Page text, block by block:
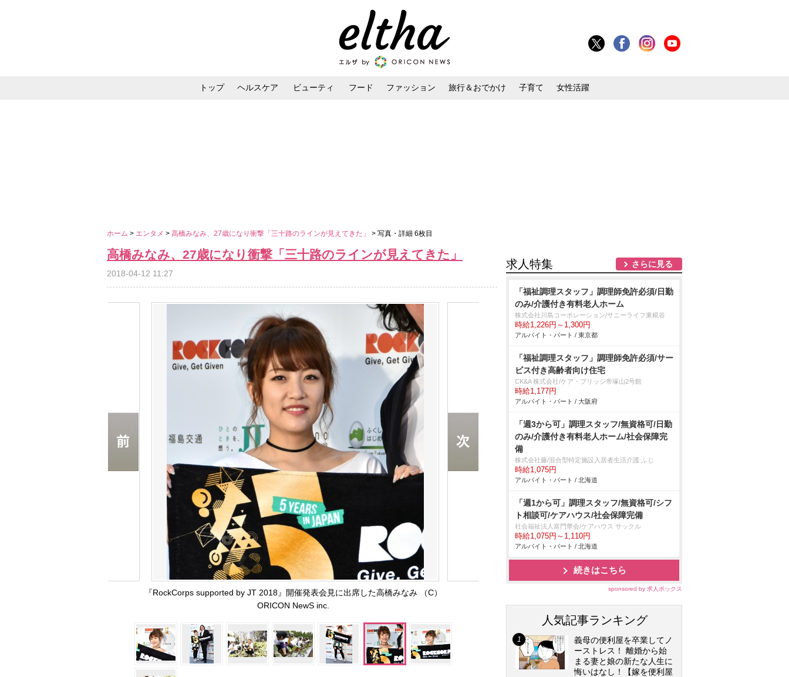
トップ ヘルスケア ビューティ フード ファッション 旅行＆おでかけ 子育て 女性活躍
ホーム > エンタメ > 高橋みなみ、27歳になり衝撃「三十路のラインが見えてきた」 > 写真・詳細 6枚目
高橋みなみ、27歳になり衝撃「三十路のラインが見えてきた」
2018-04-12 11:27
『RockCorps supported by JT 2018』開催発表会見に出席した高橋みなみ （C）
ORICON NewS inc.
求人特集 さらに見る
「福祉調理スタッフ」調理師免許必須/日勤
のみ/介護付き有料老人ホーム
株式会社川島コーポレーション/サニーライフ東糀谷
時給1,226円～1,300円
アルバイト・パート / 東京都
「福祉調理スタッフ」調理師免許必須/サー
ビス付き高齢者向け住宅
CK&A 株式会社/ケア・ブリッジ帝塚山2号館
時給1,177円
アルバイト・パート / 大阪府
「週3から可」調理スタッフ/無資格可/日勤
のみ/介護付き有料老人ホーム/社会保障完
備
株式会社藤/混合型特定施設入居者生活介護 ふじ
時給1,075円
アルバイト・パート / 北海道
「週1から可」調理スタッフ/無資格可/シフ
ト相談可/ケアハウス/社会保障完備
社会福祉法人富門華会/ケアハウス サックル
時給1,075円～1,110円
アルバイト・パート / 北海道
続きはこちら
sponsored by 求人ボックス
人気記事ランキング
義母の便利屋を卒業してノ
ーストレス！ 離婚から始
まる妻と娘の新たな人生に
悔いはなし！【嫁を便利屋